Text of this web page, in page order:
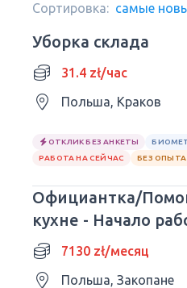
Сортировка: самые
Уборка склада
31.4 zł/час
Польша, Краков
ОТКЛИК БЕЗ АНКЕТЫ
РАБОТА НА СЕЙЧАС
БЕЗ
Официантка/
кухне - Начало
немедленно.
7130 zł/месяц
Польша, Закопане